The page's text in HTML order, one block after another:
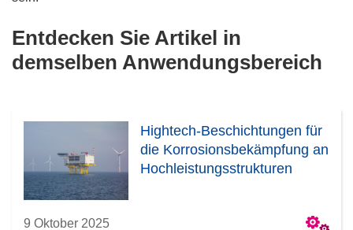
Entdecken Sie Artikel in
demselben Anwendungsbereich
Hightech-Beschichtungen für
die Korrosionsbekämpfung an
Hochleistungsstrukturen
9 Oktober 2025